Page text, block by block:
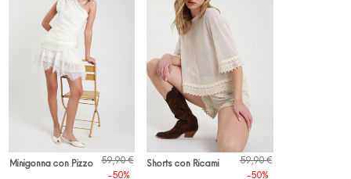
Minigonna con Pizzo
59,90 €
-50%
Shorts con Ricami
59,90 €
-50%